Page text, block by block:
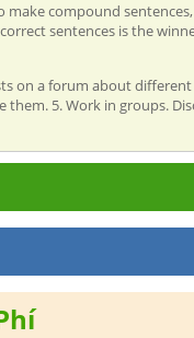
make compound
sentences is the
on a forum about
5. Work in groups.